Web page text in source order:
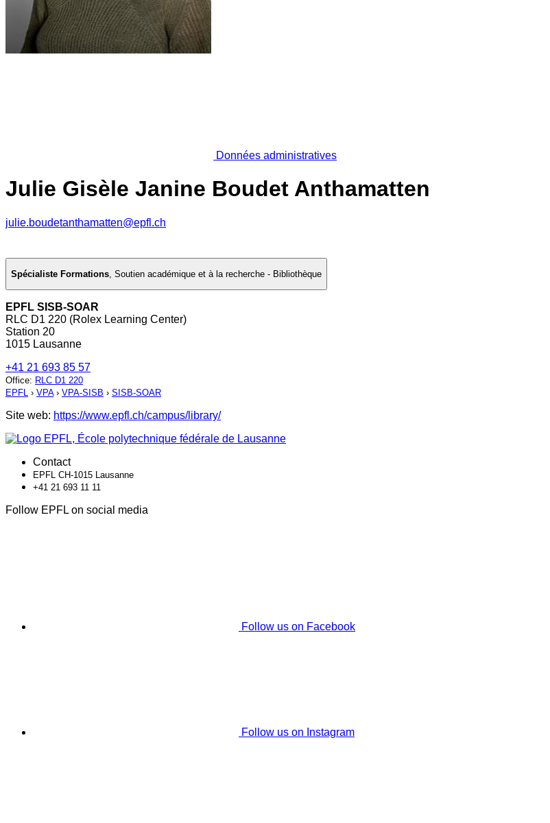
Données administratives
Julie Gisèle Janine Boudet Anthamatten
julie.boudetanthamatten@epfl.ch
Spécialiste Formations, Soutien académique et à la recherche - Bibliothèque
EPFL SISB-SOAR
RLC D1 220 (Rolex Learning Center)
Station 20
1015 Lausanne
+41 21 693 85 57
Office: RLC D1 220
EPFL › VPA› VPA-SISB › SISB-SOAR
Site web: https://www.epfl.ch/campus/library/
Contact
EPFL CH-1015 Lausanne
+41 21 693 11 11
Follow EPFL on social media
Follow us on Facebook
Follow us on Instagram